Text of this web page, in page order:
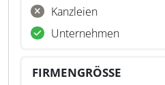
Kanzleien
Unternehmen
FIRMENGRÖSSE